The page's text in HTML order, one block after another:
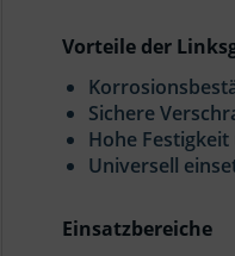
Vorteile der
Sichere
Hohe
Universell
Einsatzbereiche